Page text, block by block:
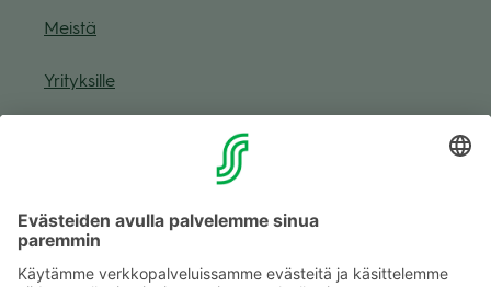
Meistä
Yri­tyk­sille
Muuta eväs­tea­se­tuk­sia & eväs­tein­for­maa­tio
Tie­to­suo­ja­se­loste (Arina)